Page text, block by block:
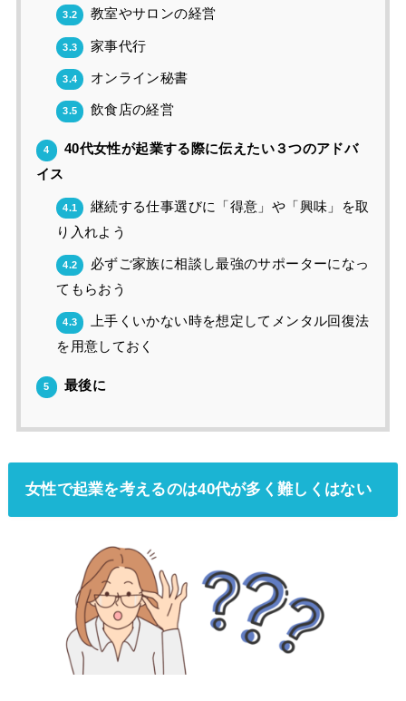
3.2 教室やサロンの経営
3.3 家事代行
3.4 オンライン秘書
3.5 飲食店の経営
4
40代女性が起業する際に伝えたい３つのアドバ
イス
4.1
継続する仕事選びに「得意」や「興味」を取
り入れよう
4.2
必ずご家族に相談し最強のサポーターになっ
てもらおう
4.3
上手くいかない時を想定してメンタル回復法
を用意しておく
5 最後に
女性で起業を考えるのは40代が多く難しくはない